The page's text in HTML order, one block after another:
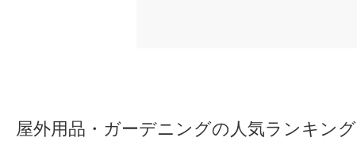
屋外用品・ガーデニングの人気ランキング